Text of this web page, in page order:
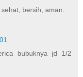
bersih, aman.
bubuknya jd 1/2